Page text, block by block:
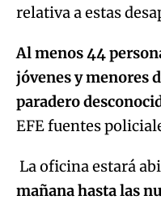
relativa a estas
Al menos 44
jóvenes y menores
paradero
EFE fuentes
La oficina estará
mañana hasta las